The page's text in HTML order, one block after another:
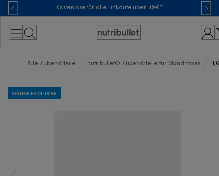
Skip
to
Content
Kostenlose für alle Einkäufe über 49€*
Erklärung
Zugänglichkeit
Alle Zubehörteile nutribullet® Zubehörteile für Standmixer
ONLINE EXCLUSIVE